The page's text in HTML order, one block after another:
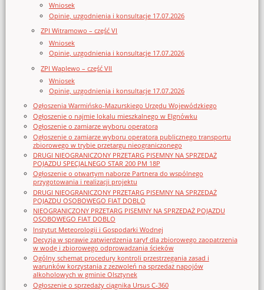
Wniosek
Opinie, uzgodnienia i konsultacje 17.07.2026
ZPI Witramowo – część VI
Wniosek
Opinie, uzgodnienia i konsultacje 17.07.2026
ZPI Waplewo – część VII
Wniosek
Opinie, uzgodnienia i konsultacje 17.07.2026
Ogłoszenia Warmińsko-Mazurskiego Urzędu Wojewódzkiego
Ogłoszenie o najmie lokalu mieszkalnego w Elgnówku
Ogłoszenie o zamiarze wyboru operatora
Ogłoszenie o zamiarze wyboru operatora publicznego transportu
zbiorowego w trybie przetargu nieograniczonego
DRUGI NIEOGRANICZONY PRZETARG PISEMNY NA SPRZEDAŻ
POJAZDU SPECJALNEGO STAR 200 PM 18P
Ogłoszenie o otwartym naborze Partnera do wspólnego
przygotowania i realizacji projektu
DRUGI NIEOGRANICZONY PRZETARG PISEMNY NA SPRZEDAŻ
POJAZDU OSOBOWEGO FIAT DOBLO
NIEOGRANICZONY PRZETARG PISEMNY NA SPRZEDAŻ POJAZDU
OSOBOWEGO FIAT DOBLO
Instytut Meteorologii i Gospodarki Wodnej
Decyzja w sprawie zatwierdzenia taryf dla zbiorowego zaopatrzenia
w wodę i zbiorowego odprowadzania ścieków
Ogólny schemat procedury kontroli przestrzegania zasad i
warunków korzystania z zezwoleń na sprzedaż napojów
alkoholowych w gminie Olsztynek
Ogłoszenie o sprzedaży ciągnika Ursus C-360